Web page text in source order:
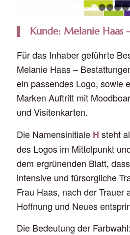
Kunde: Melanie Haas
Für das Inhaber geführte
Melanie Haas –
ein passendes Logo, sowie
Marken Auftritt mit
und Visitenkarten.
Die Namensinitiale H steht
des Logos im Mittelpunkt
dem ergrünenden Blatt,
intensive und fürsorgliche
Frau Haas, nach der Trauer
Hoffnung und Neues
Die Bedeutung der